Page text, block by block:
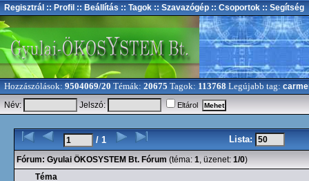
Regisztrál :: Profil :: Beállítás :: Tagok :: Szavazógép :: Csoportok :: Segítség
Hozzászólások: 9504069/20 Témák: 20675 Tagok: 113768 Legújabb tag:
Név:
Jelszó: Eltárol
/ 1 Lista:
Fórum: Gyulai ÖKOSYSTEM Bt. Fórum (téma: 1, üzenet: 1/0)
Téma